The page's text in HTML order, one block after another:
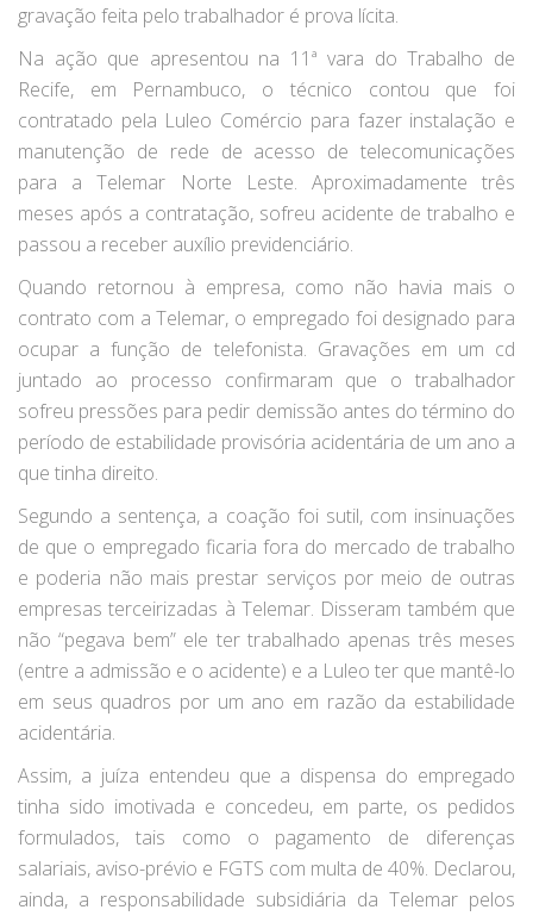
gravação feita pelo trabalhador é prova lícita.
Na ação que apresentou na 11ª vara do Trabalho de
Recife, em Pernambuco, o técnico contou que foi
contratado pela Luleo Comércio para fazer instalação e
manutenção de rede de acesso de telecomunicações
para a Telemar Norte Leste. Aproximadamente três
meses após a contratação, sofreu acidente de trabalho e
passou a receber auxílio previdenciário.
Quando retornou à empresa, como não havia mais o
contrato com a Telemar, o empregado foi designado para
ocupar a função de telefonista. Gravações em um cd
juntado ao processo confirmaram que o trabalhador
sofreu pressões para pedir demissão antes do término do
período de estabilidade provisória acidentária de um ano a
que tinha direito.
Segundo a sentença, a coação foi sutil, com insinuações
de que o empregado ficaria fora do mercado de trabalho
e poderia não mais prestar serviços por meio de outras
empresas terceirizadas à Telemar. Disseram também que
não “pegava bem” ele ter trabalhado apenas três meses
(entre a admissão e o acidente) e a Luleo ter que mantê-lo
em seus quadros por um ano em razão da estabilidade
acidentária.
Assim, a juíza entendeu que a dispensa do empregado
tinha sido imotivada e concedeu, em parte, os pedidos
formulados, tais como o pagamento de diferenças
salariais, aviso-prévio e FGTS com multa de 40%. Declarou,
ainda, a responsabilidade subsidiária da Telemar pelos